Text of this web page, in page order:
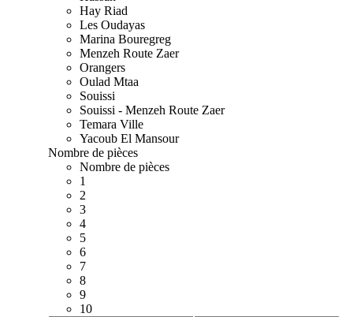
Hay Riad
Les Oudayas
Marina Bouregreg
Menzeh Route Zaer
Orangers
Oulad Mtaa
Souissi
Souissi - Menzeh Route Zaer
Temara Ville
Yacoub El Mansour
Nombre de pièces
Nombre de pièces
1
2
3
4
5
6
7
8
9
10